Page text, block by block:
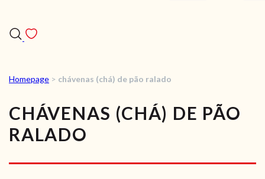
RECEITAS
VÍDEOS
Homepage > chávenas (chá) de pão ralado
CHÁVENAS (CHÁ) DE PÃO
RALADO